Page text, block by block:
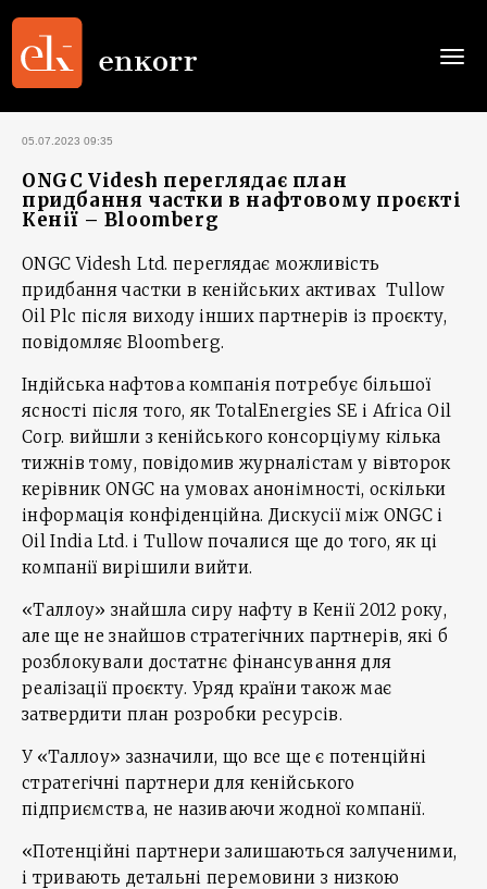
05.07.2023 09:35
ONGC Videsh переглядає план
придбання частки в нафтовому проєкті
Кенії – Bloomberg
ONGC Videsh Ltd. переглядає можливість
придбання частки в кенійських активах Tullow
Oil Plc після виходу інших партнерів із проєкту,
повідомляє Bloomberg.
Індійська нафтова компанія потребує більшої
ясності після того, як TotalEnergies SE і Africa Oil
Corp. вийшли з кенійського консорціуму кілька
тижнів тому, повідомив журналістам у вівторок
керівник ONGC на умовах анонімності, оскільки
інформація конфіденційна. Дискусії між ONGC і
Oil India Ltd. і Tullow почалися ще до того, як ці
компанії вирішили вийти.
«Таллоу» знайшла сиру нафту в Кенії 2012 року,
але ще не знайшов стратегічних партнерів, які б
розблокували достатнє фінансування для
реалізації проєкту. Уряд країни також має
затвердити план розробки ресурсів.
У «Таллоу» зазначили, що все ще є потенційні
стратегічні партнери для кенійського
підприємства, не називаючи жодної компанії.
«Потенційні партнери залишаються залученими,
і тривають детальні перемовини з низкою